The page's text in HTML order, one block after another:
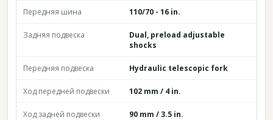
Передняя шина 110/70 - 16 in.
Задняя подвеска
Dual, preload adjustable
shocks
Передняя подвеска Hydraulic telescopic fork
Ход передней подвески 102 mm / 4 in.
Ход задней подвески 90 mm / 3.5 in.